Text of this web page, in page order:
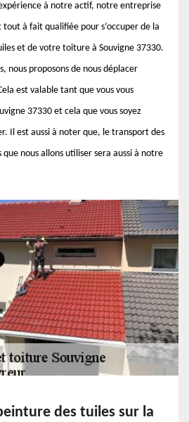
à notre actif, notre entreprise
à fait qualifiée pour s’occuper de la
et de votre toiture à Souvigne 37330.
nous proposons de nous déplacer
est valable tant que vous vous
37330 et cela que vous soyez
Il est aussi à noter que, le transport des
nous allons utiliser sera aussi à notre
des tuiles sur la